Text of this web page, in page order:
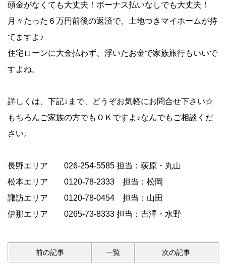
頭金がなくても大丈夫！ボーナス払いなしでも大丈夫！
月々たった６万円前後の返済で、土地つきマイホームが持
てますよ♪
住宅ローンに大金払わず、浮いたお金で家族旅行もいいで
すよね。
詳しくは、下記↓まで、どうぞお気軽にお問合せ下さい☆
もちろんご家族の方でもＯＫですよ♪なんでもご相談くだ
さい。
長野エリア 026-254-5585 担当：荻原・丸山
松本エリア 0120-78-2333 担当：松岡
諏訪エリア 0120-78-0454 担当：山田
伊那エリア 0265-73-8333 担当：吉澤・水野
前の記事 一覧 次の記事